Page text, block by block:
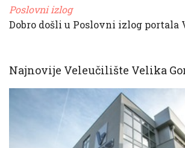
Poslovni izlog
Dobro došli u Poslovni izlog portala
Najnovije Veleučilište Velika